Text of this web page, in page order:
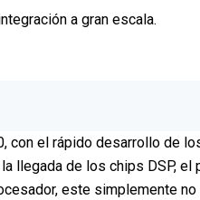
a gran escala.
el rápido desarrollo de
llegada de los chips DSP,
este simplemente